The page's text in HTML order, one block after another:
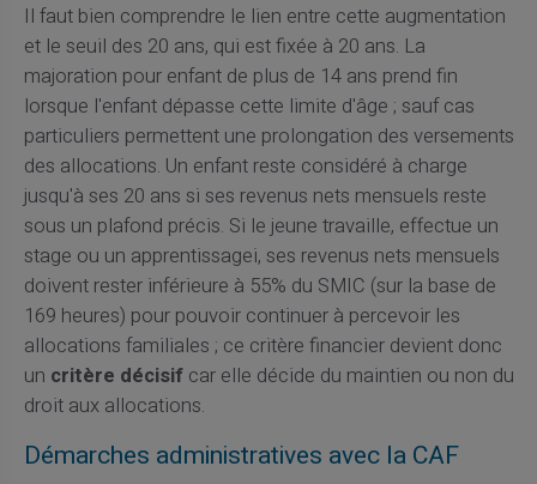
Il faut bien comprendre le lien entre cette augmentation
et le seuil des 20 ans, qui est fixée à 20 ans. La
majoration pour enfant de plus de 14 ans prend fin
lorsque l'enfant dépasse cette limite d'âge ; sauf cas
particuliers permettent une prolongation des versements
des allocations. Un enfant reste considéré à charge
jusqu'à ses 20 ans si ses revenus nets mensuels reste
sous un plafond précis. Si le jeune travaille, effectue un
stage ou un apprentissagei, ses revenus nets mensuels
doivent rester inférieure à 55% du SMIC (sur la base de
169 heures) pour pouvoir continuer à percevoir les
allocations familiales ; ce critère financier devient donc
un critère décisifcar elle décide du maintien ou non du
droit aux allocations.
Démarches administratives avec la CAF